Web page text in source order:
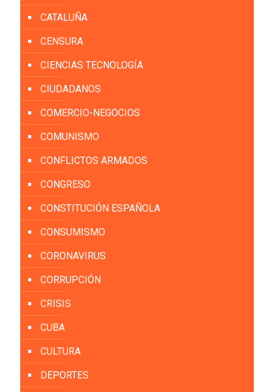
CATALUÑA
CENSURA
CIENCIAS TECNOLOGÍA
CIUDADANOS
COMERCIO-NEGOCIOS
COMUNISMO
CONFLICTOS ARMADOS
CONGRESO
CONSTITUCIÓN ESPAÑOLA
CONSUMISMO
CORONAVIRUS
CORRUPCIÓN
CRISIS
CUBA
CULTURA
DEPORTES